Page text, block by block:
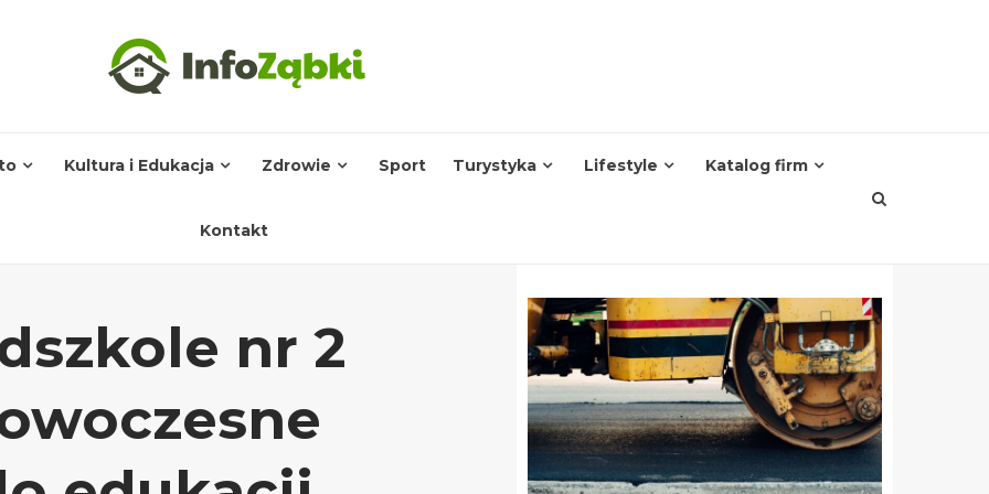
Kultura i Edukacja Zdrowie Sport Turystyka Lifestyle Katalog firm
Kontakt
nr 2